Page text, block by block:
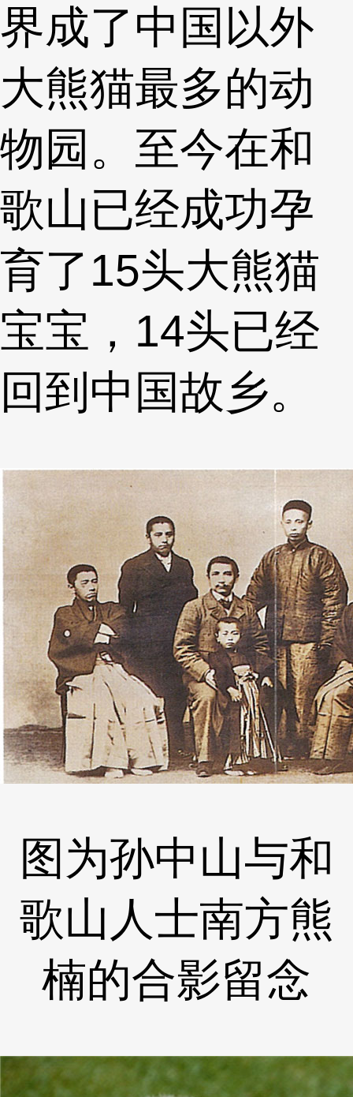
界成了中国以外
大熊猫最多的动
物园。至今在和
歌山已经成功孕
育了15头大熊猫
宝宝，14头已经
回到中国故乡。
图为孙中山与和
歌山人士南方熊
楠的合影留念